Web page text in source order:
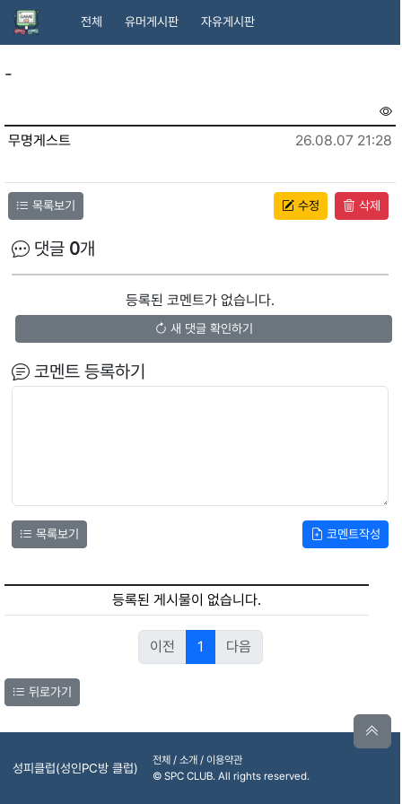
전체 유머게시판 자유게시판
-
무명게스트 26.08.07 21:28
목록보기 수정 삭제
댓글 0개
등록된 코멘트가 없습니다.
새 댓글 확인하기
코멘트 등록하기
목록보기 코멘트작성
등록된 게시물이 없습니다.
이전 1 다음
뒤로가기
성피클럽(성인PC방 클럽)
전체 / 소개 / 이용약관
© SPC CLUB. All rights reserved.